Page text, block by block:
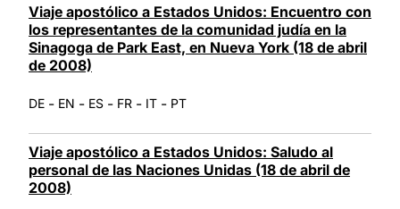
Viaje apostólico a Estados Unidos: Encuentro con
los representantes de la comunidad judía en la
Sinagoga de Park East, en Nueva York (18 de abril
de 2008)
DE - EN - ES - FR - IT - PT
Viaje apostólico a Estados Unidos: Saludo al
personal de las Naciones Unidas (18 de abril de
2008)